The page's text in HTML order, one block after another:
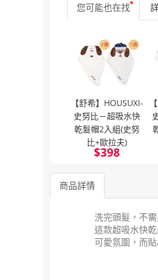
您可能也在找
【舒希】HOUSUXI-
史努比－超吸水快
乾髮帽2入組(史努
比+歐拉夫)
$398
商品詳情
洗完頭髮，不
這款超吸水快
可愛氛圍，而